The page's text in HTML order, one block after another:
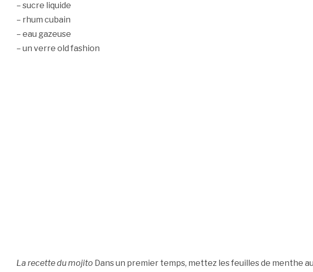
– sucre liquide
– rhum cubain
– eau gazeuse
– un verre old fashion
La recette du mojito Dans un premier temps, mettez les feuilles de menthe